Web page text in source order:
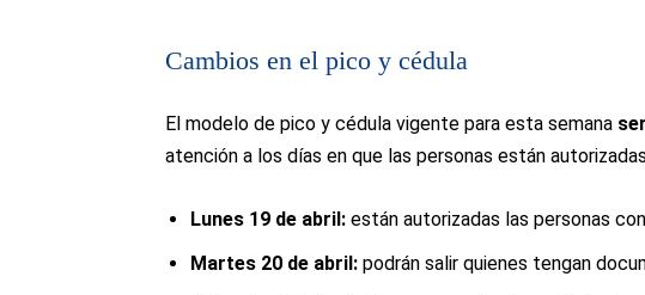
Cambios en el pico y cédula
El modelo de pico y cédula vigente para esta semana
atención a los días en que las personas están
Lunes 19 de abril: están autorizadas las personas
Martes 20 de abril: podrán salir quienes tengan